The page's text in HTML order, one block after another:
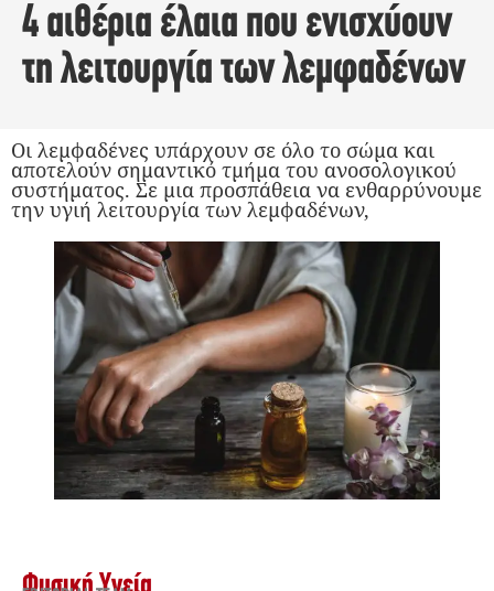
4 αιθέρια έλαια που ενισχύουν
τη λειτουργία των λεμφαδένων
Οι λεμφαδένες υπάρχουν σε όλο το σώμα και
αποτελούν σημαντικό τμήμα του ανοσολογικού
συστήματος. Σε μια προσπάθεια να ενθαρρύνουμε
την υγιή λειτουργία των λεμφαδένων,